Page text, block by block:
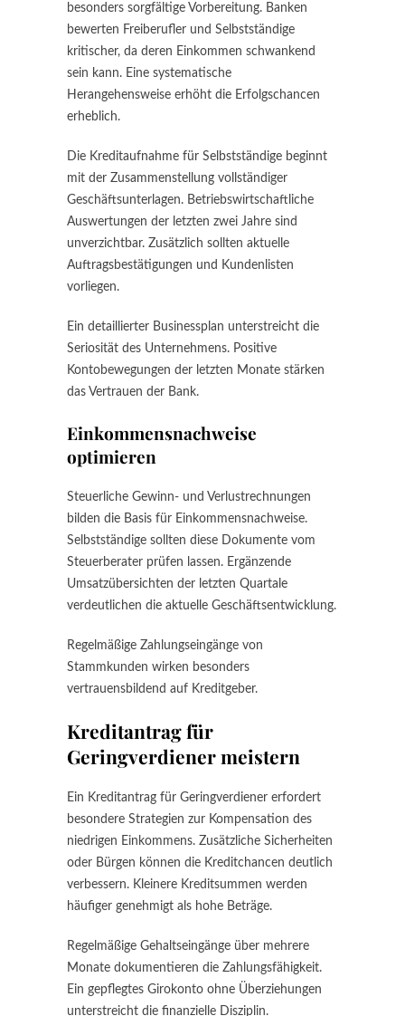
besonders sorgfältige Vorbereitung. Banken
bewerten Freiberufler und Selbstständige
kritischer, da deren Einkommen schwankend
sein kann. Eine systematische
Herangehensweise erhöht die Erfolgschancen
erheblich.
Die Kreditaufnahme für Selbstständige beginnt
mit der Zusammenstellung vollständiger
Geschäftsunterlagen. Betriebswirtschaftliche
Auswertungen der letzten zwei Jahre sind
unverzichtbar. Zusätzlich sollten aktuelle
Auftragsbestätigungen und Kundenlisten
vorliegen.
Ein detaillierter Businessplan unterstreicht die
Seriosität des Unternehmens. Positive
Kontobewegungen der letzten Monate stärken
das Vertrauen der Bank.
Einkommensnachweise
optimieren
Steuerliche Gewinn- und Verlustrechnungen
bilden die Basis für Einkommensnachweise.
Selbstständige sollten diese Dokumente vom
Steuerberater prüfen lassen. Ergänzende
Umsatzübersichten der letzten Quartale
verdeutlichen die aktuelle Geschäftsentwicklung.
Regelmäßige Zahlungseingänge von
Stammkunden wirken besonders
vertrauensbildend auf Kreditgeber.
Kreditantrag für
Geringverdiener meistern
Ein Kreditantrag für Geringverdiener erfordert
besondere Strategien zur Kompensation des
niedrigen Einkommens. Zusätzliche Sicherheiten
oder Bürgen können die Kreditchancen deutlich
verbessern. Kleinere Kreditsummen werden
häufiger genehmigt als hohe Beträge.
Regelmäßige Gehaltseingänge über mehrere
Monate dokumentieren die Zahlungsfähigkeit.
Ein gepflegtes Girokonto ohne Überziehungen
unterstreicht die finanzielle Disziplin.